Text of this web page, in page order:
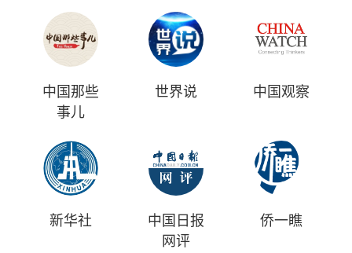
中国那些
事儿
世界说 中国观察
新华社
中国日报
网评
侨一瞧